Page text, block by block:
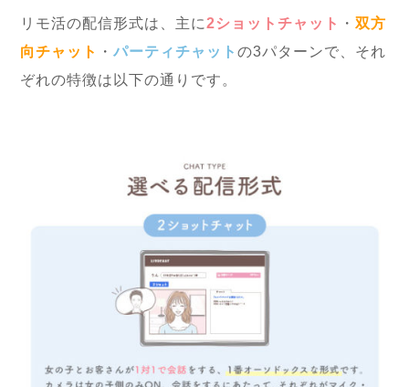
リモ活の配信形式は、主に2ショットチャット ・双方
向チャット
・パーティチャットの3パターンで、それ
ぞれの特徴は以下の通りです。